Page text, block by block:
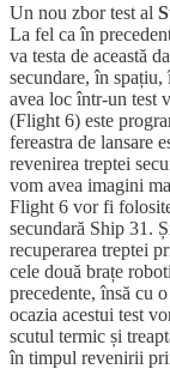
Un nou zbor test al
La fel ca în
va testa de această
secundare, în spațiu,
avea loc într-un test
(Flight 6) este
fereastra de lansare
revenirea treptei
vom avea imagini
Flight 6 vor fi
secundară Ship 31.
recuperarea treptei
cele două brațe
precedente, însă cu
ocazia acestui test
scutul termic și
în timpul revenirii